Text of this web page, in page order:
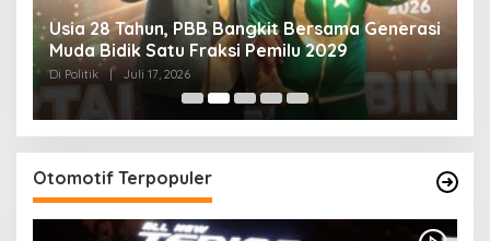
Usia 28 Tahun, PBB Bangkit Bersama Generasi
Muda Bidik Satu Fraksi Pemilu 2029
Di Politik | Juli 17, 2026
Otomotif Terpopuler